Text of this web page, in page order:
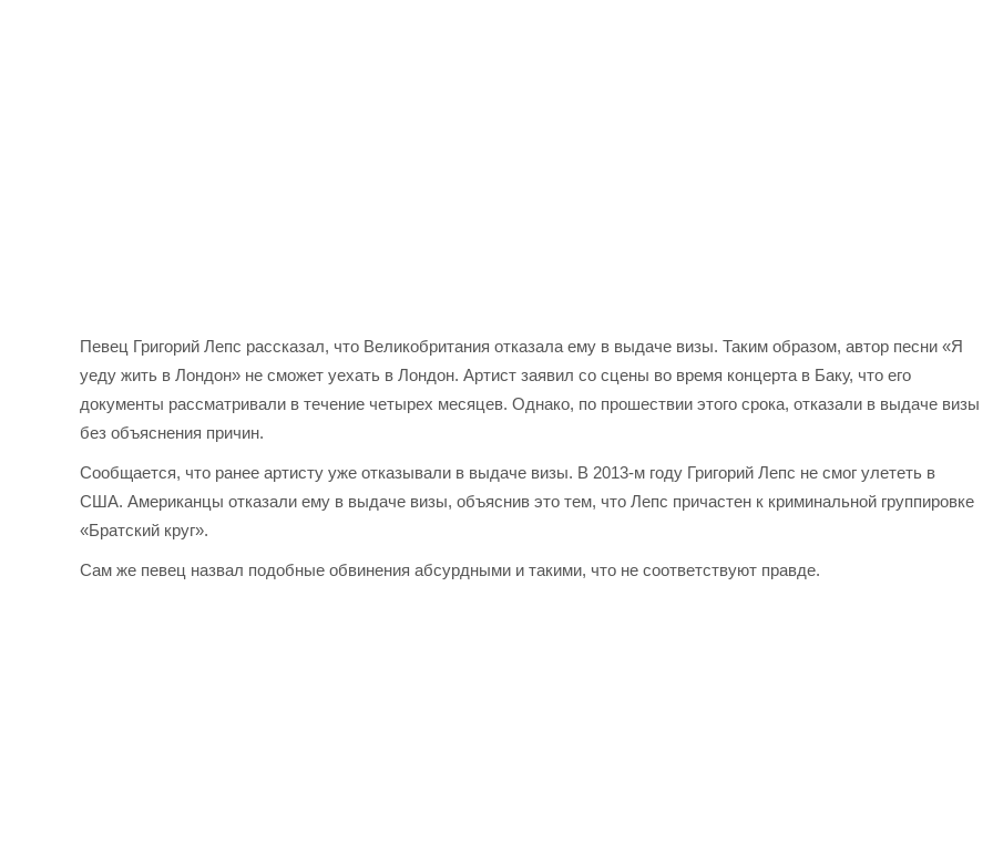
Певец Григорий Лепс рассказал, что Великобритания отказала ему в выдаче визы. Таким образом, автор песни «Я
уеду жить в Лондон» не сможет уехать в Лондон. Артист заявил со сцены во время концерта в Баку, что его
документы рассматривали в течение четырех месяцев. Однако, по прошествии этого срока, отказали в выдаче визы
без объяснения причин.
Сообщается, что ранее артисту уже отказывали в выдаче визы. В 2013-м году Григорий Лепс не смог улететь в
США. Американцы отказали ему в выдаче визы, объяснив это тем, что Лепс причастен к криминальной группировке
«Братский круг».
Сам же певец назвал подобные обвинения абсурдными и такими, что не соответствуют правде.